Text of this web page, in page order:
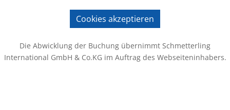
Cookies akzeptieren
Die Abwicklung der Buchung übernimmt Schmetterling
International GmbH & Co.KG im Auftrag des Webseiteninhabers.